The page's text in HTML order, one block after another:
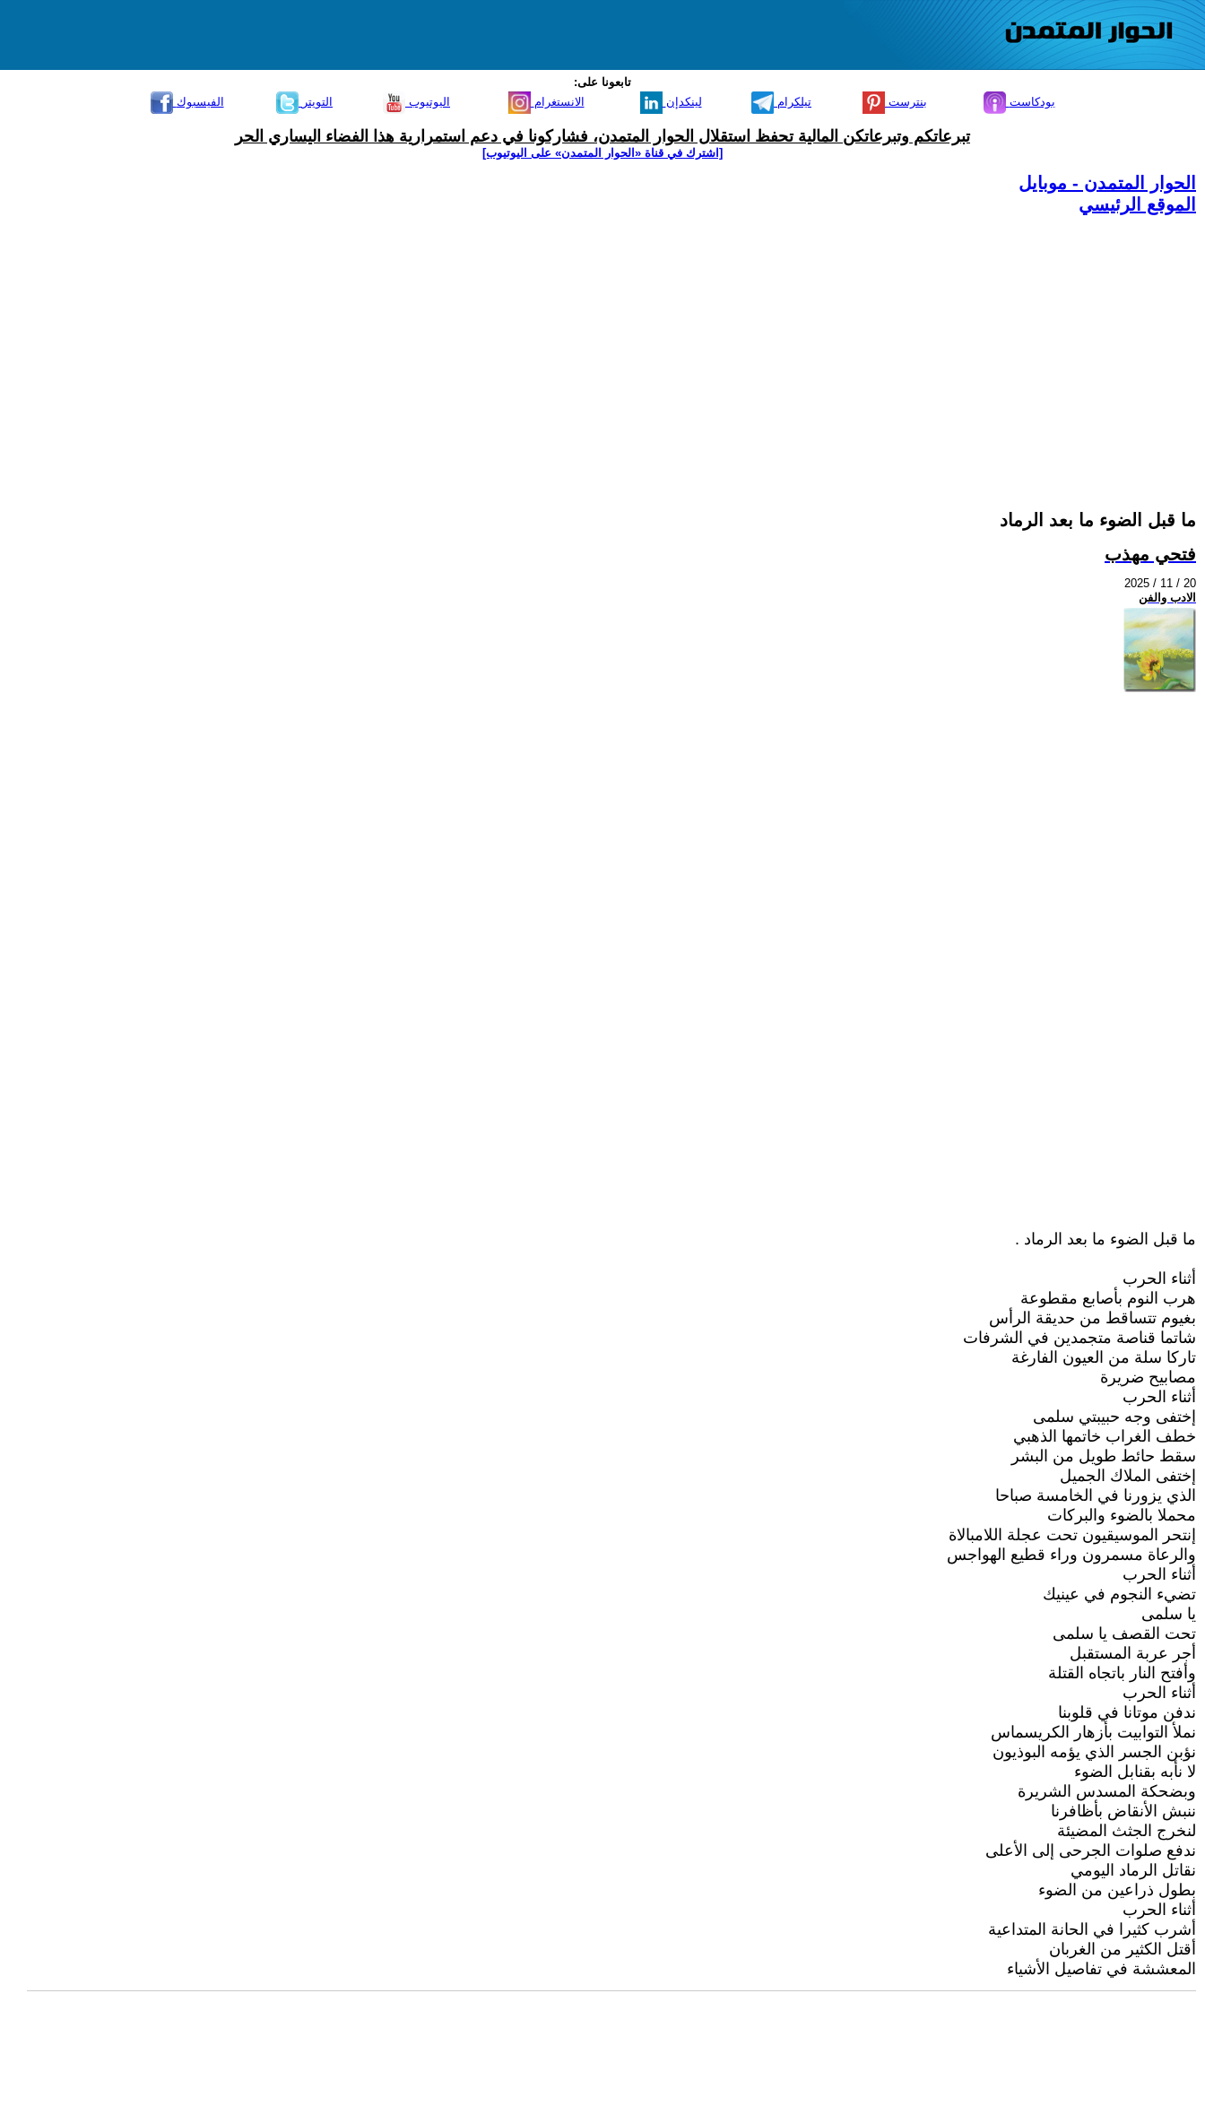
تابعونا على:
الفيسبوك
التويتر اليوتيوب الانستغرام لينكدإن تيلكرام بنترست بودكاست
تبرعاتكم وتبرعاتكن المالية تحفظ استقلال الحوار المتمدن، فشاركونا في دعم استمرارية هذا الفضاء اليساري الحر
[اشترك في قناة ‫«الحوار المتمدن» على اليوتيوب]
الحوار المتمدن - موبايل
الموقع الرئيسي
ما قبل الضوء ما بعد الرماد
فتحي مهذب
2025 / 11 / 20
الادب والفن
ما قبل الضوء ما بعد الرماد .
أثناء الحرب
هرب النوم بأصابع مقطوعة
بغيوم تتساقط من حديقة الرأس
شاتما قناصة متجمدين في الشرفات
تاركا سلة من العيون الفارغة
مصابيح ضريرة
أثناء الحرب
إختفى وجه حبيبتي سلمى
خطف الغراب خاتمها الذهبي
سقط حائط طويل من البشر
إختفى الملاك الجميل
الذي يزورنا في الخامسة صباحا
محملا بالضوء والبركات
إنتحر الموسيقيون تحت عجلة اللامبالاة
والرعاة مسمرون وراء قطيع الهواجس
أثناء الحرب
تضيء النجوم في عينيك
يا سلمى
تحت القصف يا سلمى
أجر عربة المستقبل
وأفتح النار باتجاه القتلة
أثناء الحرب
ندفن موتانا في قلوبنا
نملأ التوابيت بأزهار الكريسماس
نؤبن الجسر الذي يؤمه البوذيون
لا نأبه بقنابل الضوء
وبضحكة المسدس الشريرة
ننبش الأنقاض بأظافرنا
لنخرج الجثث المضيئة
ندفع صلوات الجرحى إلى الأعلى
نقاتل الرماد اليومي
بطول ذراعين من الضوء
أثناء الحرب
أشرب كثيرا في الحانة المتداعية
أقتل الكثير من الغربان
المعششة في تفاصيل الأشياء